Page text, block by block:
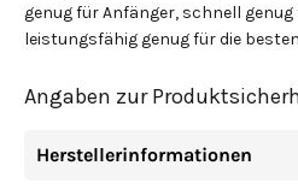
genug für Anfänger, schnell
leistungsfähig genug für die
Angaben zur
Herstellerinformationen